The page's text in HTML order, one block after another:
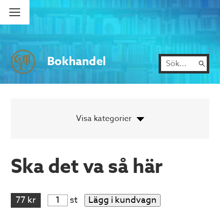
Bokhandel
Ska det va så här
77 kr st Lägg i kundvagn